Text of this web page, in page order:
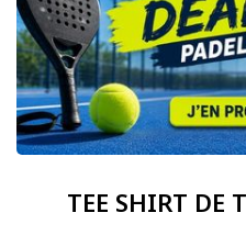
TEE SHIRT DE